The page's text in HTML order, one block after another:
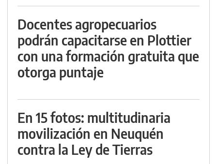
Docentes agropecuarios
podrán capacitarse en Plottier
con una formación gratuita que
otorga puntaje
En 15 fotos: multitudinaria
movilización en Neuquén
contra la Ley de Tierras